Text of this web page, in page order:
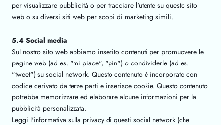
per visualizzare pubblicità o per tracciare l'utente su questo sito
web o su diversi siti web per scopi di marketing simili.
5.4 Social media
Sul nostro sito web abbiamo inserito contenuti per promuovere le
pagine web (ad es. "mi piace", "pin") o condividerle (ad es.
"tweet") su social network. Questo contenuto è incorporato con
codice derivato da terze parti e inserisce cookie. Questo contenuto
potrebbe memorizzare ed elaborare alcune informazioni per la
pubblicità personalizzata.
Leggi l'informativa sulla privacy di questi social network (che